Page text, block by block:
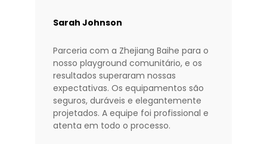
Sarah Johnson
Parceria com a Zhejiang Baihe para o
nosso playground comunitário, e os
resultados superaram nossas
expectativas. Os equipamentos são
seguros, duráveis e elegantemente
projetados. A equipe foi profissional e
atenta em todo o processo.